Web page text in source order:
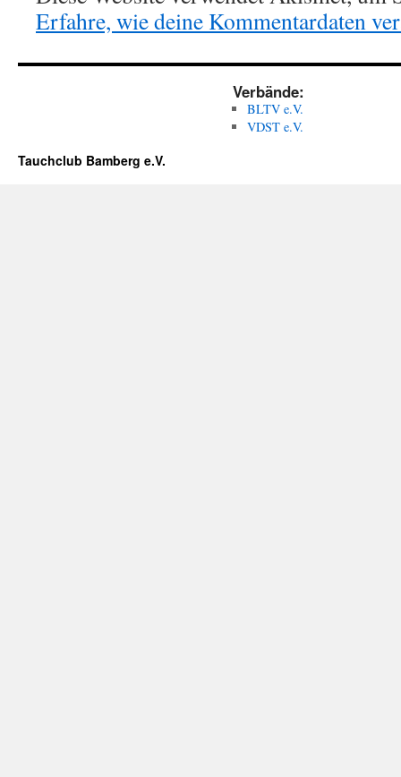
Erfahre, wie deine Kommentardaten
Verbände:
BLTV e.V.
VDST e.V.
Tauchclub Bamberg e.V.